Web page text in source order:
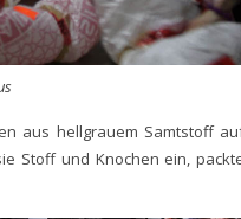
aus hellgrauem Samtstoff
Stoff und Knochen ein,